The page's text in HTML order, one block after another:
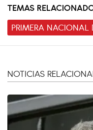
TEMAS
PRIMERA NACIONAL
NOTICIAS